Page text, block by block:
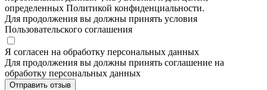
определенных Политикой конфиденциальности.
Для продолжения вы должны принять условия
Пользовательского соглашения
Я согласен на обработку персональных данных
Для продолжения вы должны принять соглашение на
обработку персональных данных
Отправить отзыв